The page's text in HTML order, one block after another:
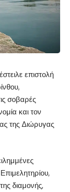
επιστολή
σοβαρές
και τον
της Διώρυγας
διαμονής,